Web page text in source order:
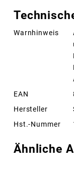
Warnhinweis
EAN
Hersteller
Hst.-Nummer
Ähnliche